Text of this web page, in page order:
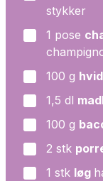
stykker
▢
1 pose
▢
100 g
▢
1,5 dl
▢
100 g
▢
2 stk
▢
1 stk løg